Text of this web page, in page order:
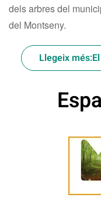
dels arbres del
del Montseny.
Llegeix